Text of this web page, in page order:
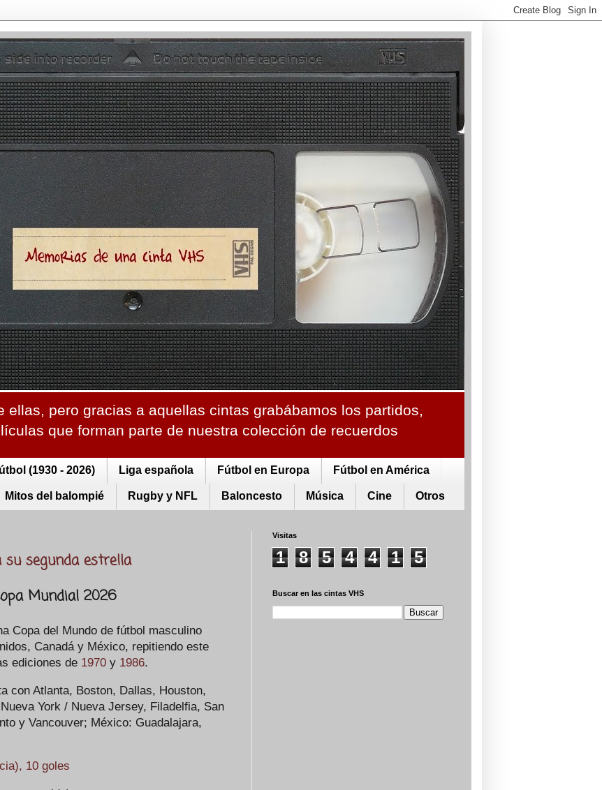
ellas, pero gracias a aquellas cintas grabábamos los partidos,
que forman parte de nuestra colección de recuerdos
(1930 - 2026) Liga española Fútbol en Europa Fútbol en América
Mitos del balompié Rugby y NFL Baloncesto Música Cine Otros
segunda estrella
Mundial 2026
Copa del Mundo de fútbol masculino
Canadá y México, repitiendo este
ediciones de 1970 y 1986.
con Atlanta, Boston, Dallas, Houston,
York / Nueva Jersey, Filadelfia, San
y Vancouver; México: Guadalajara,
10 goles
Visitas
1 8 5 4 4 1 5
Buscar en las cintas VHS